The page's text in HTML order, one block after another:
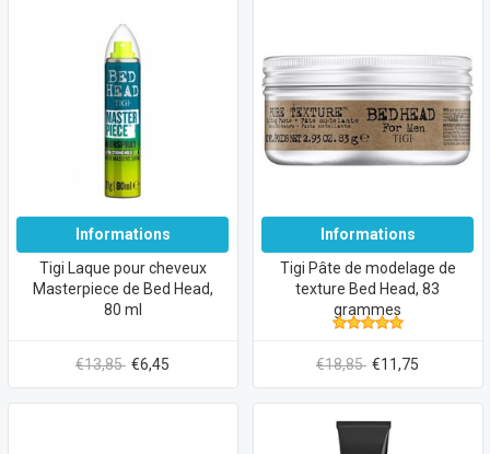
Informations
Tigi Laque pour cheveux
Masterpiece de Bed Head,
80 ml
€13,85 €6,45
Informations
Tigi Pâte de modelage de
texture Bed Head, 83
grammes
€18,85 €11,75